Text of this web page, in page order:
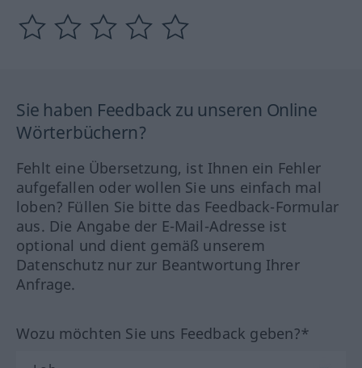
Sie haben Feedback zu unseren Online
Wörterbüchern?
Fehlt eine Übersetzung, ist Ihnen ein Fehler
aufgefallen oder wollen Sie uns einfach mal
loben? Füllen Sie bitte das Feedback-Formular
aus. Die Angabe der E-Mail-Adresse ist
optional und dient gemäß unserem
Datenschutz nur zur Beantwortung Ihrer
Anfrage.
Wozu möchten Sie uns Feedback geben?*